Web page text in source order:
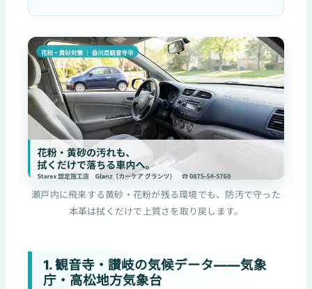
瀬戸内に飛来する黄砂・花粉が残る環境でも、防汚で守った
本革は拭くだけで上質さを取り戻します。
1. 観音寺・讃岐の気候データ——気象
庁・高松地方気象台